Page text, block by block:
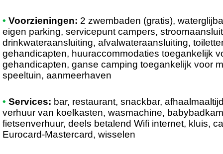
• Voorzieningen: 2 zwembaden (gratis),
eigen parking, servicepunt campers,
drinkwateraansluiting, afvalwateraansluiting,
gehandicapten, huuraccommodaties toegankelijk
gehandicapten, ganse camping toegankelijk voor
speeltuin, aanmeerhaven
• Services: bar, restaurant, snackbar,
verhuur van koelkasten, wasmachine,
fietsenverhuur, deels betalend Wifi internet, kluis,
Eurocard-Mastercard, wisselen